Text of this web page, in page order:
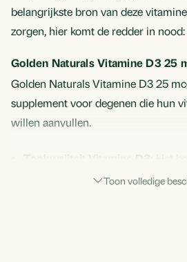
Toon volledige
belangrijkste bron van deze
zorgen, hier komt de redder in nood:
Golden Naturals Vitamine D3 25
Golden Naturals Vitamine D3 25
supplement voor degenen die hun
willen aanvullen.
vorm van vitamine D die je